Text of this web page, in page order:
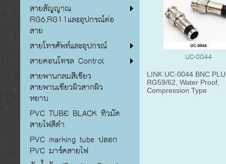
สายสัญญาณ
RG6,RG11และอุปกรณ์ต่อ
สาย
สายโทรศัพท์และอุปกรณ์
สายคอนโทรล Control
สายพานกลมสีเขียว
สายพานเขียวผิวสากผิว
หยาบ
PVC TUBE BLACK ทิวมัด
สายไฟสีดำ
PVC marking tube ปลอก
PVC มาร์คสายไฟ
UC-0044
LINK UC-0044 BNC
RG59/62, Water Proof,
Compression Type